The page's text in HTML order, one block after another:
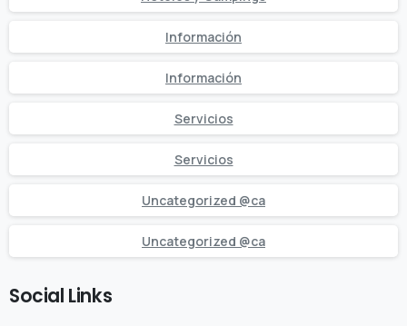
Información
Información
Servicios
Servicios
Uncategorized @ca
Uncategorized @ca
Social Links